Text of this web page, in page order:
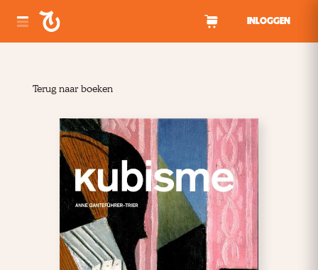
INLOGGEN
Terug naar boeken